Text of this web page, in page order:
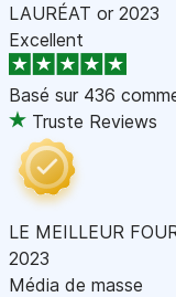
LAURÉAT or 2023
Excellent
Basé sur 436
Truste Reviews
LE MEILLEUR
2023
Média de masse